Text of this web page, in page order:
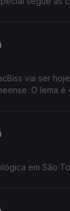
vai ser
O lema é
em São